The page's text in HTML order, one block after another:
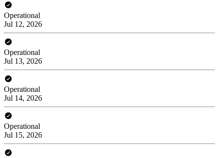
Operational
Jul 12, 2026
Operational
Jul 13, 2026
Operational
Jul 14, 2026
Operational
Jul 15, 2026